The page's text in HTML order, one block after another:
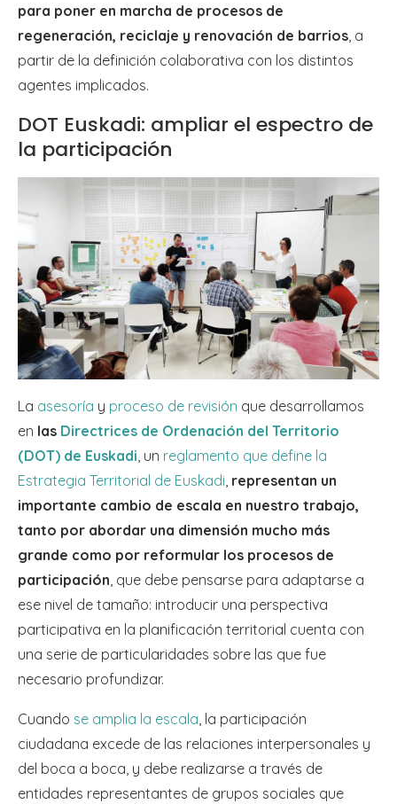
para poner en marcha de procesos de
regeneración, reciclaje y renovación de barrios , a
partir de la definición colaborativa con los distintos
agentes implicados.
DOT Euskadi: ampliar el espectro de
la participación
La asesoría y proceso de revisión que desarrollamos
en las Directrices de Ordenación del Territorio
(DOT) de Euskadi, un reglamento que define la
Estrategia Territorial de Euskadi, representan un
importante cambio de escala en nuestro trabajo,
tanto por abordar una dimensión mucho más
grande como por reformular los procesos de
participación, que debe pensarse para adaptarse a
ese nivel de tamaño: introducir una perspectiva
participativa en la planificación territorial cuenta con
una serie de particularidades sobre las que fue
necesario profundizar.
Cuando se amplia la escala, la participación
ciudadana excede de las relaciones interpersonales y
del boca a boca, y debe realizarse a través de
entidades representantes de grupos sociales que